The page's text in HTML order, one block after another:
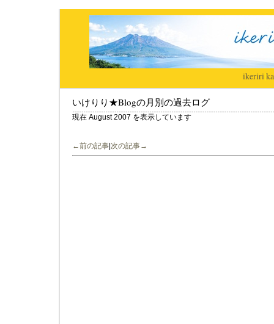
ikeriri|
いけりり★Blogの月別の過去ログ
現在 August 2007 を表示しています
←前の記事 次の記事→